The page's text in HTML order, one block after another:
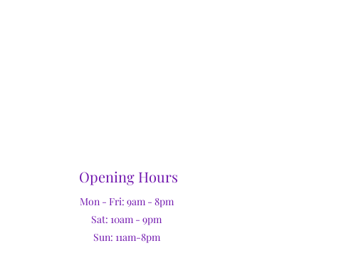
Opening Hours
Mon - Fri: 9am - 8pm
Sat: 10am - 9pm
Sun: 11am-8pm